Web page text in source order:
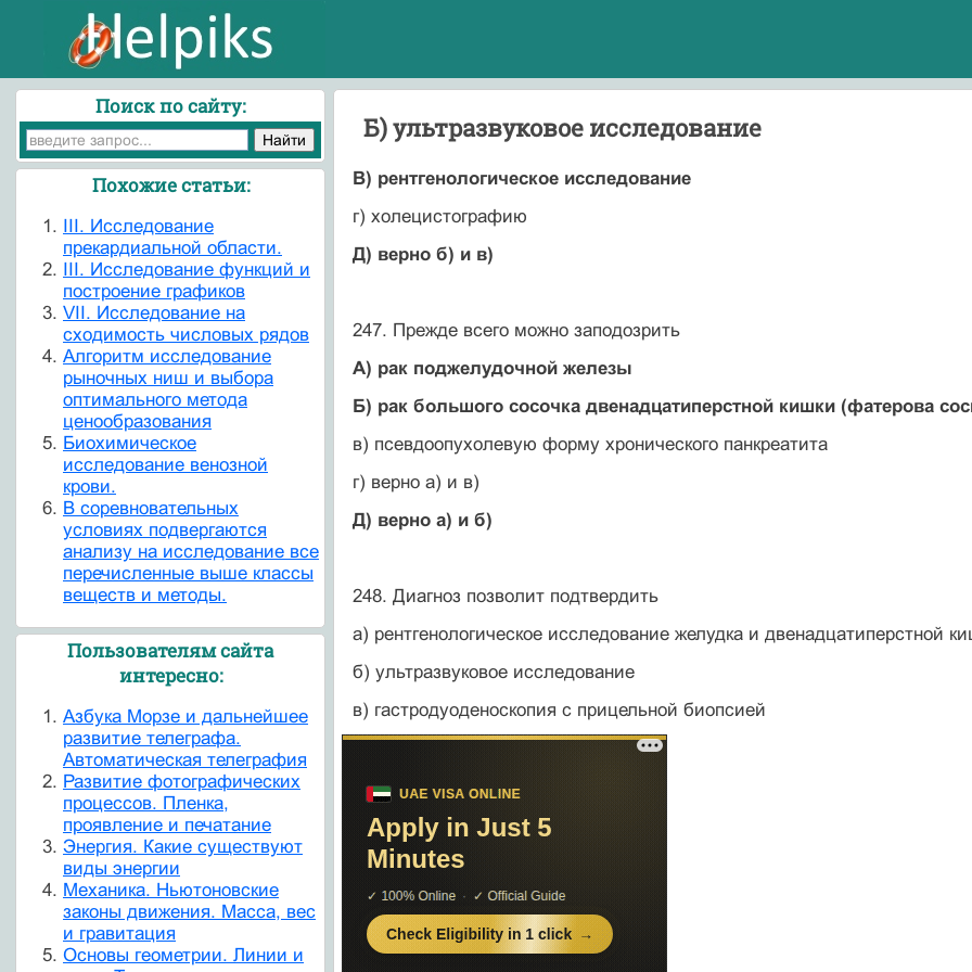
Б) ультразвуковое исследование
В) рентгенологическое исследование
г) холецистографию
Д) верно б) и в)
247. Прежде всего можно заподозрить
А) рак поджелудочной железы
Б) рак большого сосочка двенадцатиперстной кишки (фатерова
в) псевдоопухолевую форму хронического панкреатита
г) верно а) и в)
Д) верно а) и б)
248. Диагноз позволит подтвердить
а) рентгенологическое исследование желудка и двенадцатиперстной
б) ультразвуковое исследование
в) гастродуоденоскопия с прицельной биопсией
Поиск по сайту:
Похожие статьи:
III. Исследование
прекардиальной области.
III. Исследование функций и
построение графиков
VII. Исследование на
сходимость числовых рядов
Алгоритм исследование
рыночных ниш и выбора
оптимального метода
ценообразования
Биохимическое
исследование венозной
крови.
В соревновательных
условиях подвергаются
анализу на исследование все
перечисленные выше классы
веществ и методы.
Пользователям сайта
интересно:
Азбука Морзе и дальнейшее
развитие телеграфа.
Автоматическая телеграфия
Развитие фотографических
процессов. Пленка,
проявление и печатание
Энергия. Какие существуют
виды энергии
Механика. Ньютоновские
законы движения. Масса, вес
и гравитация
Основы геометрии. Линии и